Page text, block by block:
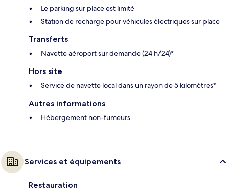
Le parking sur place est limité
Station de recharge pour véhicules électriques sur place
Transferts
Navette aéroport sur demande (24 h/24)*
Hors site
Service de navette local dans un rayon de 5 kilomètres*
Autres informations
Hébergement non-fumeurs
Services et équipements
Restauration